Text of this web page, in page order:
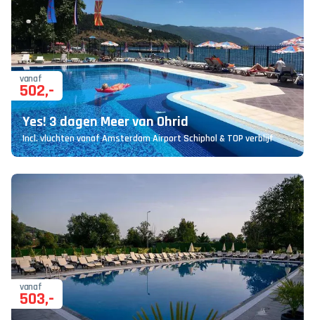
vanaf
502,-
Yes! 3 dagen Meer van Ohrid
Incl. vluchten vanaf Amsterdam Airport Schiphol & TOP verblijf
vanaf
503,-